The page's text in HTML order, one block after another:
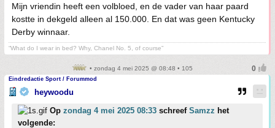
Mijn vriendin heeft een volbloed, en de vader van haar paard
kostte in dekgeld alleen al 150.000. En dat was geen Kentucky
Derby winnaar.
“What do I wear in bed? Why, Chanel No. 5, of course”
• zondag 4 mei 2025 @ 08:48 • 105
Eindredactie Sport / Forummod
heywoodu
Op zondag 4 mei 2025 08:33 schreef Samzz het
volgende: